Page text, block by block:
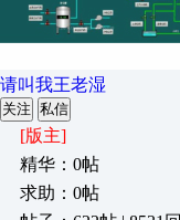
请叫我王老湿
关注 私信
[版主]
精华：0帖
求助：0帖